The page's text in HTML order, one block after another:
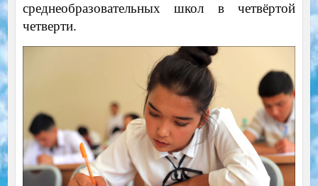
среднеобразовательных школ в четвёртой
четверти.